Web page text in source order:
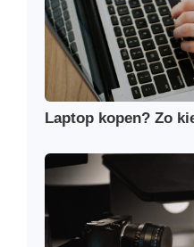
Laptop kopen? Zo